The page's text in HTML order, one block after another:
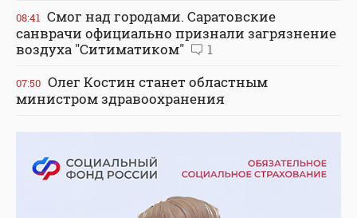
08:41 Смог над городами. Саратовские
санврачи официально признали загрязнение
воздуха "Ситиматиком"
1
07:50 Олег Костин станет областным
министром здравоохранения